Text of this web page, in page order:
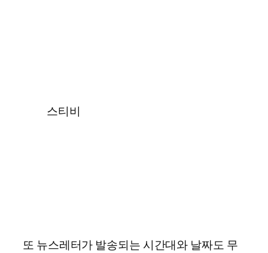
스티비
또 뉴스레터가 발송되는 시간대와 날짜도 무